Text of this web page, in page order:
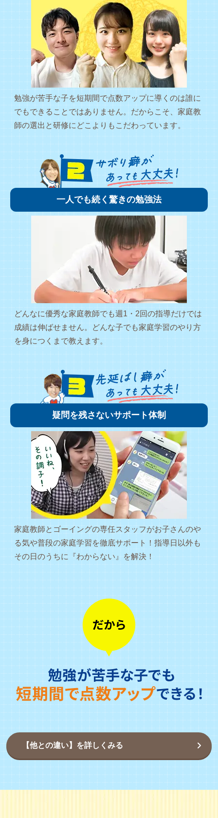
勉強が苦手な子を短期間で点数アップに導くのは誰に
でもできることではありません。だからこそ、家庭教
師の選出と研修にどこよりもこだわっています。
一人でも続く驚きの勉強法
どんなに優秀な家庭教師でも週1・2回の指導だけでは
成績は伸ばせません。どんな子でも家庭学習のやり方
を身につくまで教えます。
疑問を残さないサポート体制
家庭教師とゴーイングの専任スタッフがお子さんのや
る気や普段の家庭学習を徹底サポート！指導日以外も
その日のうちに『わからない』を解決！
【他との違い】を詳しくみる